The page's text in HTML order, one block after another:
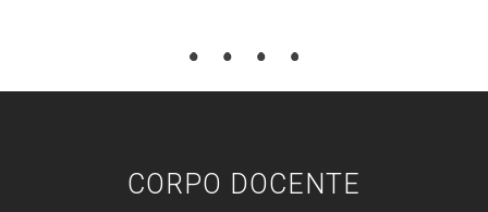
CORPO DOCENTE